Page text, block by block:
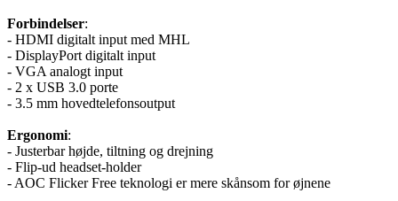
Forbindelser:
- HDMI digitalt input med MHL
- DisplayPort digitalt input
- VGA analogt input
- 2 x USB 3.0 porte
- 3.5 mm hovedtelefonsoutput
Ergonomi:
- Justerbar højde, tiltning og drejning
- Flip-ud headset-holder
- AOC Flicker Free teknologi er mere skånsom for øjnene